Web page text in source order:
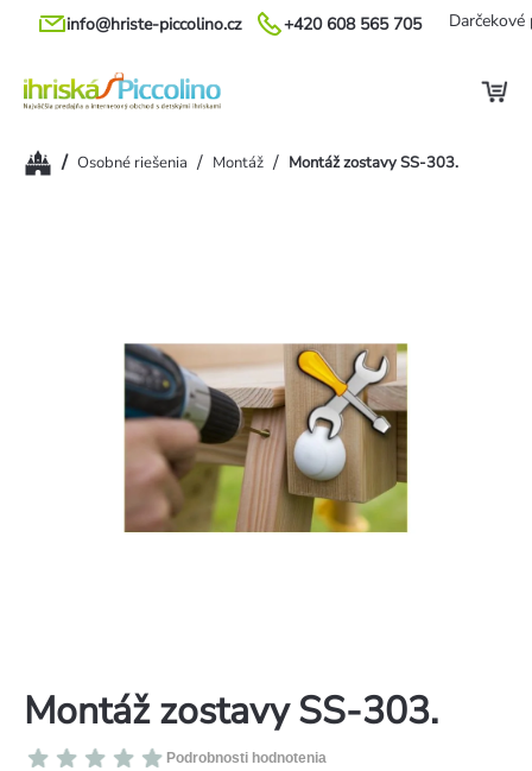
Prejsť
+420 608 565 705
info@hriste-piccolino.cz Darčekové
Domov
/ Osobné riešenia / Montáž / Montáž zostavy SS-303.
Montáž zostavy SS-303.
Priemerné
Podrobnosti hodnotenia